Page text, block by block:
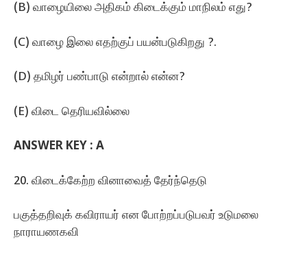
(B) வாழையிலை அதிகம்‌ கிடைக்கும்‌ மாநிலம்‌ எது?
(C) வாழை இலை எதற்குப்‌ பயன்படுகிறது ?.
(D) தமிழர்‌ பண்பாடு என்றால்‌ என்ன?
(E) விடை தெரியவில்லை
ANSWER KEY : A
20. விடைக்கேற்ற வினாவைத்‌ தேர்ந்தெடு
பகுத்தறிவுக்‌ கவிராயர்‌ என போற்றப்படுபவர்‌ உடுமலை
நாராயணகவி